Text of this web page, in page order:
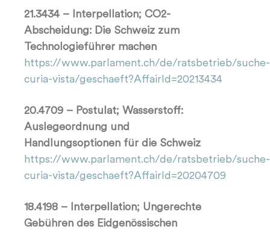
21.3434 – Interpellation; CO2-
Abscheidung: Die Schweiz zum
Technologieführer machen
https://www.parlament.ch/de/ratsbetrieb/suche-
curia-vista/geschaeft?AffairId=20213434
20.4709 – Postulat; Wasserstoff:
Auslegeordnung und
Handlungsoptionen für die Schweiz
https://www.parlament.ch/de/ratsbetrieb/suche-
curia-vista/geschaeft?AffairId=20204709
18.4198 – Interpellation; Ungerechte
Gebühren des Eidgenössischen